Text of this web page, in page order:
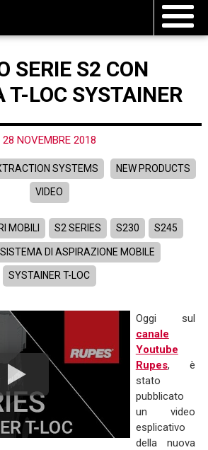
SERIE S2 CON
T-LOC SYSTAINER
28 NOVEMBRE 2018
SYSTEMS NEW PRODUCTS
VIDEO
MOBILI S2 SERIES S230 S245
SISTEMA DI ASPIRAZIONE MOBILE
SYSTAINER T-LOC
Oggi sul
canale
Youtube
Rupes, è
stato
pubblicato
un video
esplicativo
della nuova